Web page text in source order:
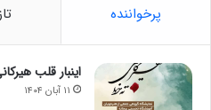
پرخواننده
اینبار قلب
۱۱ آبان ۱۴۰۴